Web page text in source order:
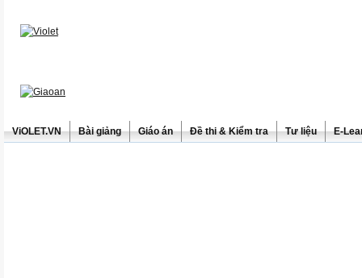
ViOLET.VN Bài giảng Giáo án Đề thi & Kiểm tra Tư liệu E-